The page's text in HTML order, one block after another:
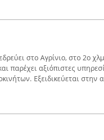
στο Αγρίνιο, στο 2ο
παρέχει αξιόπιστες
Εξειδικεύεται στην